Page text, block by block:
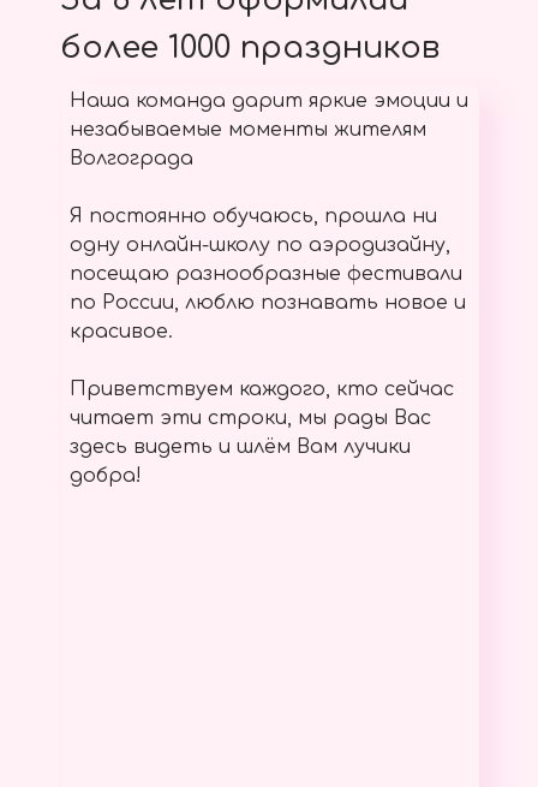
более 1000 праздников
Наша команда дарит яркие эмоции и
незабываемые моменты жителям
Волгограда
Я постоянно обучаюсь, прошла ни
одну онлайн-школу по аэродизайну,
посещаю разнообразные фестивали
по России, люблю познавать новое и
красивое.
Приветствуем каждого, кто сейчас
читает эти строки, мы рады Вас
здесь видеть и шлём Вам лучики
добра!